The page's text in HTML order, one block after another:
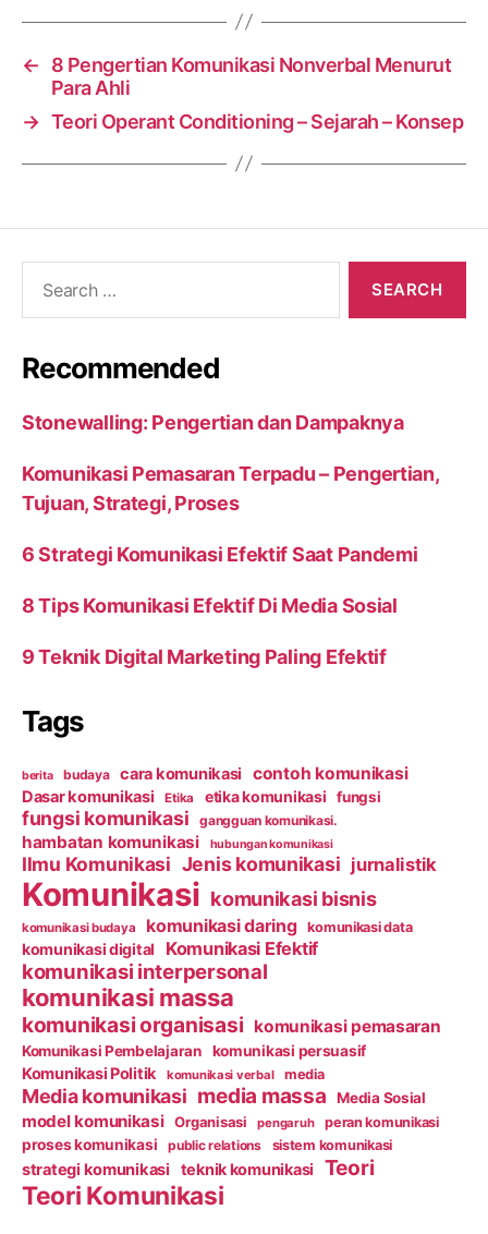
←
8 Pengertian Komunikasi Nonverbal Menurut
Para Ahli
→ Teori Operant Conditioning – Sejarah – Konsep
Recommended
Stonewalling: Pengertian dan Dampaknya
Komunikasi Pemasaran Terpadu – Pengertian,
Tujuan, Strategi, Proses
6 Strategi Komunikasi Efektif Saat Pandemi
8 Tips Komunikasi Efektif Di Media Sosial
9 Teknik Digital Marketing Paling Efektif
Tags
berita budaya cara komunikasi contoh komunikasi
Dasar komunikasi Etika etika komunikasi fungsi
fungsi komunikasi gangguan komunikasi.
hambatan komunikasi hubungan komunikasi
Ilmu Komunikasi Jenis komunikasi jurnalistik
Komunikasi komunikasi bisnis
komunikasi budaya komunikasi daring komunikasi data
komunikasi digital Komunikasi Efektif
komunikasi interpersonal
komunikasi massa
komunikasi organisasi komunikasi pemasaran
Komunikasi Pembelajaran komunikasi persuasif
Komunikasi Politik komunikasi verbal media
Media komunikasi media massa Media Sosial
model komunikasi Organisasi pengaruh peran komunikasi
proses komunikasi public relations sistem komunikasi
strategi komunikasi teknik komunikasi Teori
Teori Komunikasi